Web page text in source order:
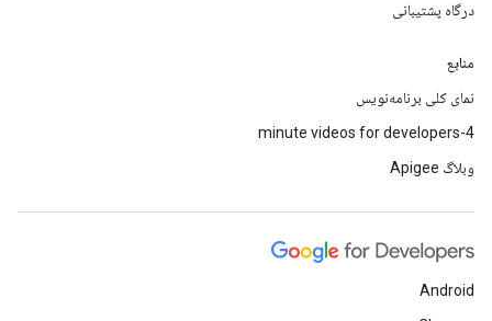
درگاه پشتیبانی
منابع
نمای کلی برنامه‌نویس
4-minute videos for developers
وبلاگ Apigee
Android